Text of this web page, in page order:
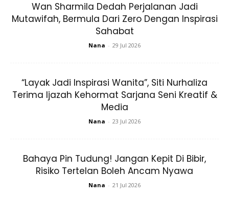
Wan Sharmila Dedah Perjalanan Jadi
Mutawifah, Bermula Dari Zero Dengan Inspirasi
Sahabat
Nana - 29 Jul 2026
“Layak Jadi Inspirasi Wanita”, Siti Nurhaliza
Terima Ijazah Kehormat Sarjana Seni Kreatif &
Media
Nana - 23 Jul 2026
Bahaya Pin Tudung! Jangan Kepit Di Bibir,
Risiko Tertelan Boleh Ancam Nyawa
Nana - 21 Jul 2026